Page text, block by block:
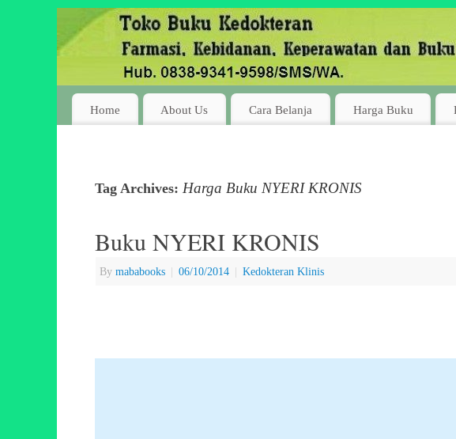
Home About Us Cara Belanja Harga Buku
Tag Archives: Harga Buku NYERI KRONIS
Buku NYERI KRONIS
By mababooks | 06/10/2014 | Kedokteran Klinis